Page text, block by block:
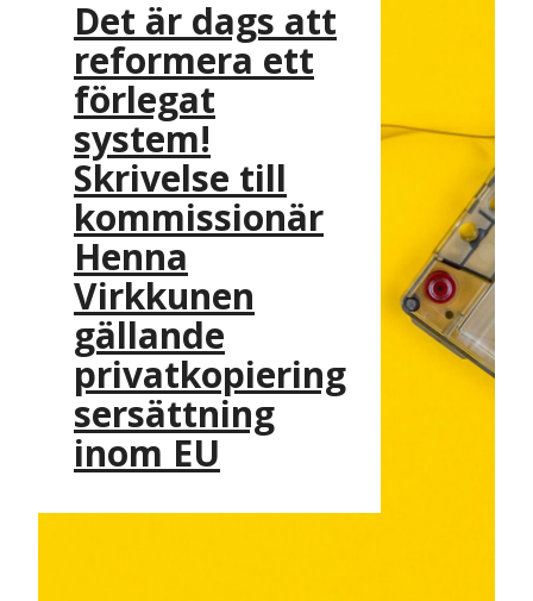
Det är dags att
reformera ett
förlegat
system!
Skrivelse till
kommissionär
Henna
Virkkunen
gällande
privatkopiering
sersättning
inom EU